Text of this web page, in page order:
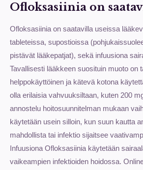
Ofloksasiinia on
Ofloksasiinia on saatavilla useissa
tableteissa, supostioissa
pistävät lääkepatjat), sekä infuusiona
Tavallisesti lääkkeen suosituin muoto on
helppokäyttöinen ja kätevä kotona
olla erilaisia vahvuuksiltaan, kuten 200
annostelu hoitosuunnitelman mukaan
käytetään usein silloin, kun suun kautta
mahdollista tai infektio sijaitsee
Infuusiona Ofloksasiinia käytetään
vaikeampien infektioiden hoidossa.